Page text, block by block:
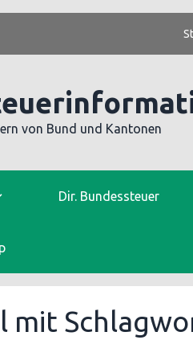
von Bund und Kantonen
Dir. Bundessteuer
mit